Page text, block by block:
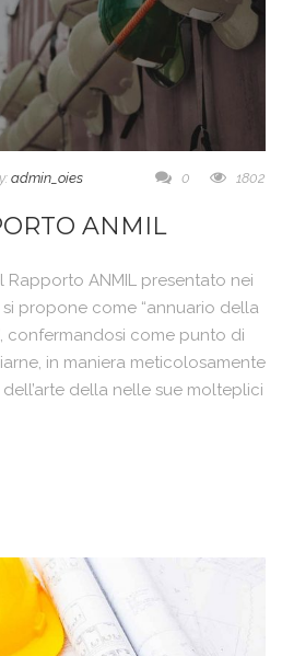
admin_oies 0 1802
ANMIL
Rapporto ANMIL presentato nei
propone come “annuario della
confermandosi come punto di
in maniera meticolosamente
della nelle sue molteplici